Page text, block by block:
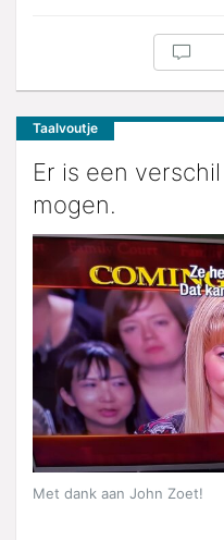
Taalvoutje
Er is een
mogen.
Met dank aan John Zoet!